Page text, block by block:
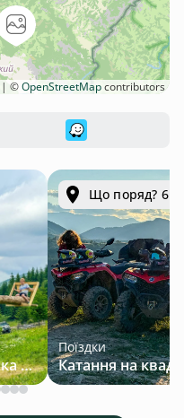
| ©OpenStreetMapcontributors
Велика гуцульська гойдалка — джип-тур у Карпатах
Що поряд? 6.8
Поїздки